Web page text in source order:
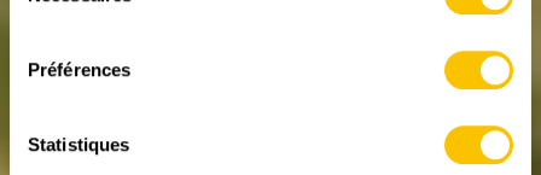
Préférences
Statistiques